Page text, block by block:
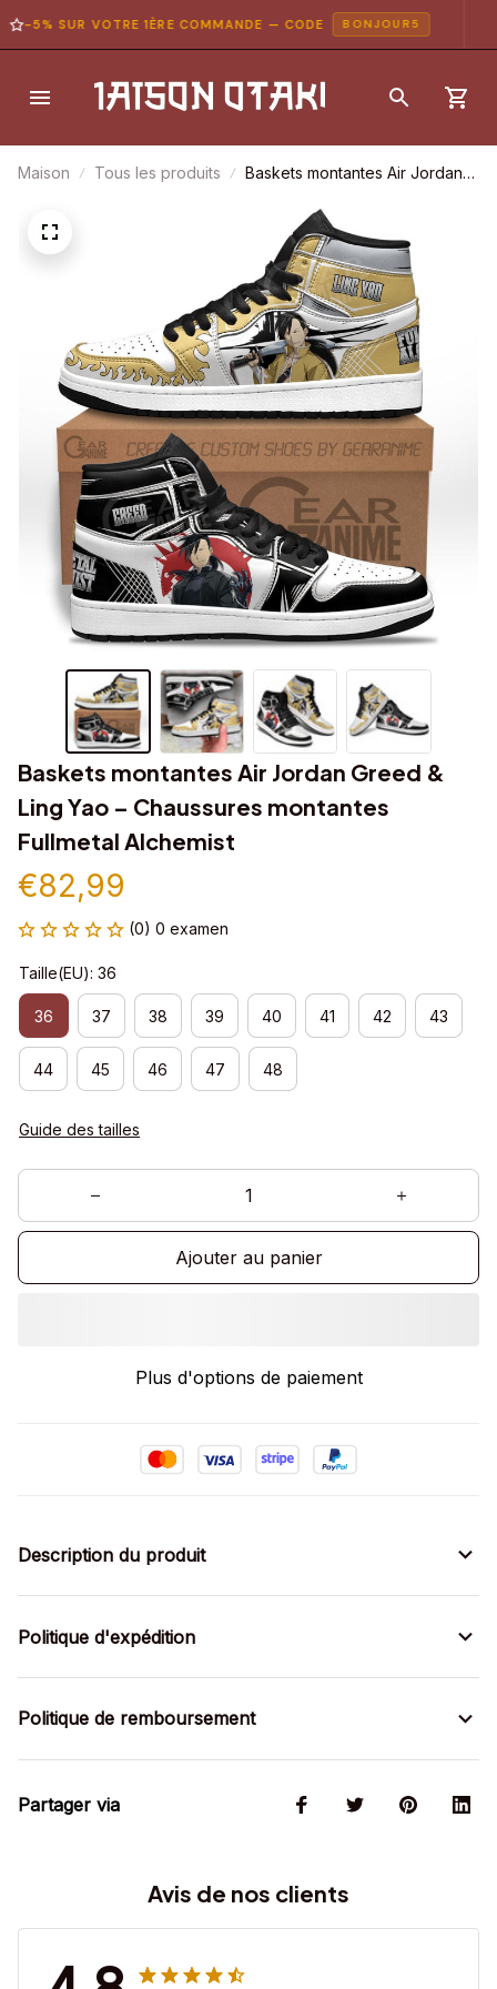
-5% SUR VOTRE 1ÈRE COMMANDE — CODE BONJOUR5
Maison Tous les produits
Baskets montantes Air Jordan
montantes Fullmetal Alchemist
Baskets montantes Air Jordan Greed &
Ling Yao – Chaussures montantes
Fullmetal Alchemist
€82,99
(0) 0 examen
Taille(EU): 36
36 37 38 39 40 41 42 43
44 45 46 47 48
Guide des tailles
Ajouter au panier
Plus d'options de paiement
Description du produit
Politique d'expédition
Politique de remboursement
Partager via
Avis de nos clients